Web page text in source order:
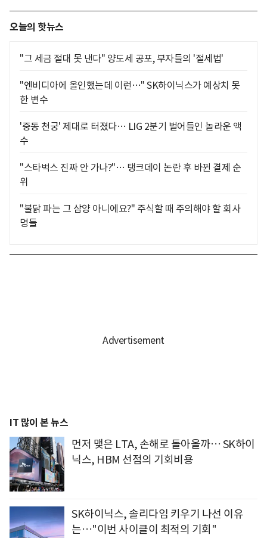
오늘의 핫뉴스
"그 세금 절대 못 낸다" 양도세 공포, 부자들의 '절세법'
"엔비디아에 올인했는데 이런…" SK하이닉스가 예상치 못
한 변수
'중동 천궁' 제대로 터졌다… LIG 2분기 벌어들인 놀라운 액
수
"스타벅스 진짜 안 가나?"… 탱크데이 논란 후 바뀐 결제 순
위
"불닭 파는 그 삼양 아니에요?" 주식할 때 주의해야 할 회사
명들
IT 많이 본 뉴스
먼저 맺은 LTA, 손해로 돌아올까… SK하이
닉스, HBM 선점의 기회비용
SK하이닉스, 솔리다임 키우기 나선 이유
는…"이번 사이클이 최적의 기회"